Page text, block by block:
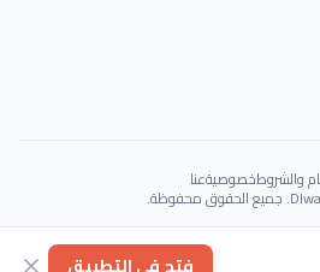
والشروطخصوصيةعنا
Powered by